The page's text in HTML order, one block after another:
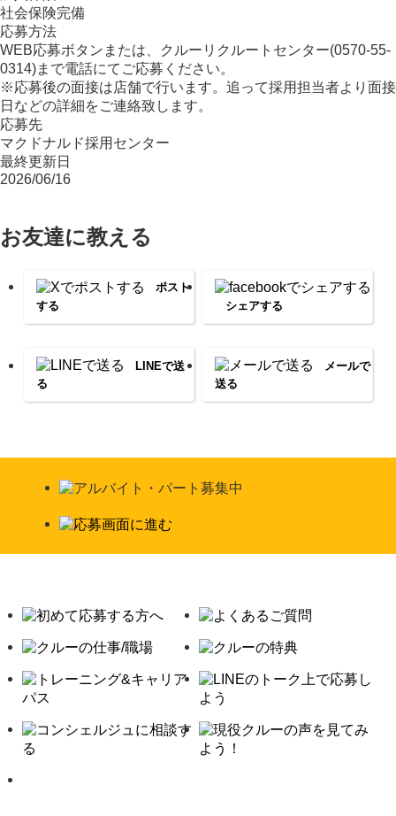
社会保険完備
応募方法
WEB応募ボタンまたは、クルーリクルートセンター(0570-55-
0314)まで電話にてご応募ください。
※応募後の面接は店舗で行います。追って採用担当者より面接
日などの詳細をご連絡致します。
応募先
マクドナルド採用センター
最終更新日
2026/06/16
お友達に教える
ポスト
する
シェアする
LINEで送
る
メールで
送る